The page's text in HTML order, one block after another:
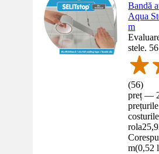
Bandă
Aqua
m
stele.
(56)
preț —
rola
m(0,52